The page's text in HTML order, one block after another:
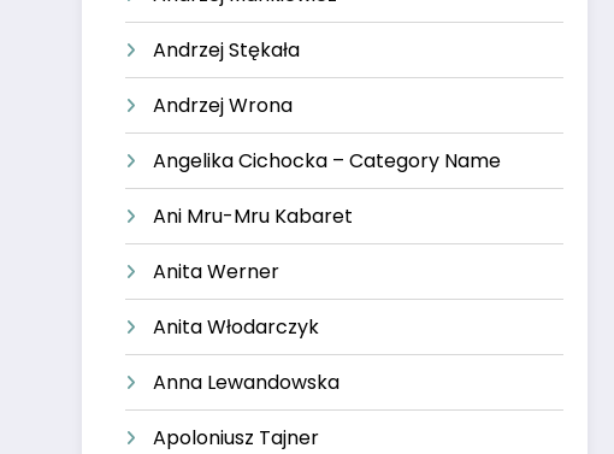
Andrzej Stękała
Andrzej Wrona
Angelika Cichocka – Category Name
Ani Mru-Mru Kabaret
Anita Werner
Anita Włodarczyk
Anna Lewandowska
Apoloniusz Tajner